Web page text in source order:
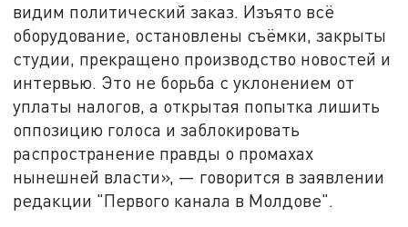
видим политический заказ. Изъято всё
оборудование, остановлены съёмки, закрыты
студии, прекращено производство новостей и
интервью. Это не борьба с уклонением от
уплаты налогов, а открытая попытка лишить
оппозицию голоса и заблокировать
распространение правды о промахах
нынешней власти», — говорится в заявлении
редакции "Первого канала в Молдове".